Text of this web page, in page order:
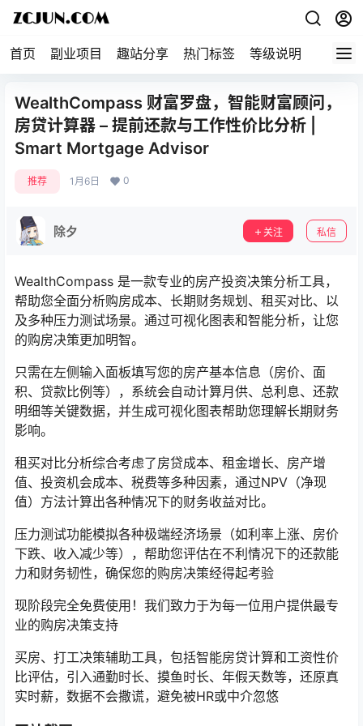
首页 副业项目 趣站分享 热门标签 等级说明 关于本
WealthCompass 财富罗盘，智能财富顾问，
房贷计算器 – 提前还款与工作性价比分析 |
Smart Mortgage Advisor
推荐 1月6日 0
除夕 关注 私信
WealthCompass 是一款专业的房产投资决策分析工具，
帮助您全面分析购房成本、长期财务规划、租买对比、以
及多种压力测试场景。通过可视化图表和智能分析，让您
的购房决策更加明智。
只需在左侧输入面板填写您的房产基本信息（房价、面
积、贷款比例等），系统会自动计算月供、总利息、还款
明细等关键数据，并生成可视化图表帮助您理解长期财务
影响。
租买对比分析综合考虑了房贷成本、租金增长、房产增
值、投资机会成本、税费等多种因素，通过NPV（净现
值）方法计算出各种情况下的财务收益对比。
压力测试功能模拟各种极端经济场景（如利率上涨、房价
下跌、收入减少等），帮助您评估在不利情况下的还款能
力和财务韧性，确保您的购房决策经得起考验
现阶段完全免费使用！我们致力于为每一位用户提供最专
业的购房决策支持
买房、打工决策辅助工具，包括智能房贷计算和工资性价
比评估，引入通勤时长、摸鱼时长、年假天数等，还原真
实时薪，数据不会撒谎，避免被HR或中介忽悠